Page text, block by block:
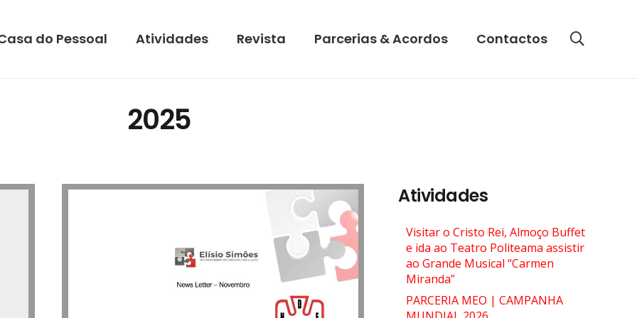
do Pessoal Atividades Revista Parcerias & Acordos Contactos
2025
Atividades
Visitar o Cristo Rei, Almoço Buffet
e ida ao Teatro Politeama assistir
ao Grande Musical “Carmen
Miranda”
PARCERIA MEO | CAMPANHA